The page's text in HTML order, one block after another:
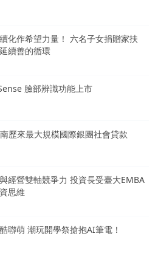
化作希望力量！ 六名子女捐贈家扶
續善的循環
臉部辨識功能上市
歷來最大規模國際銀團社會貸款
經營雙軸競爭力 投資長受臺大EMBA
思維
聯萌 潮玩開學祭搶抱AI筆電！